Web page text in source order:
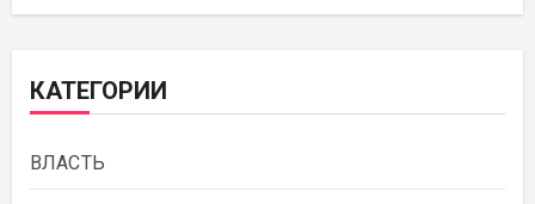
КАТЕГОРИИ
ВЛАСТЬ